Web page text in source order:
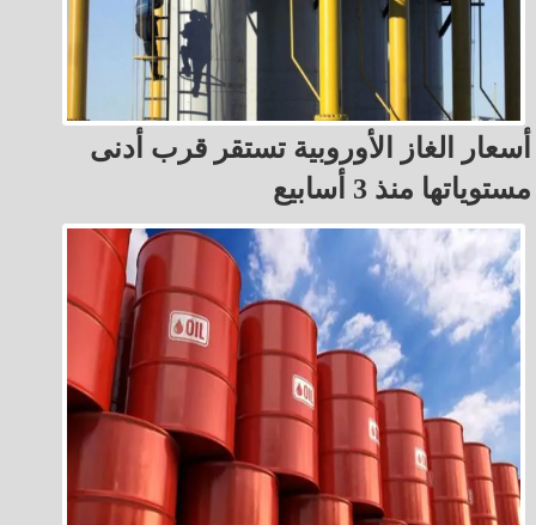
أسعار الغاز الأوروبية تستقر قرب أدنى
مستوياتها منذ 3 أسابيع